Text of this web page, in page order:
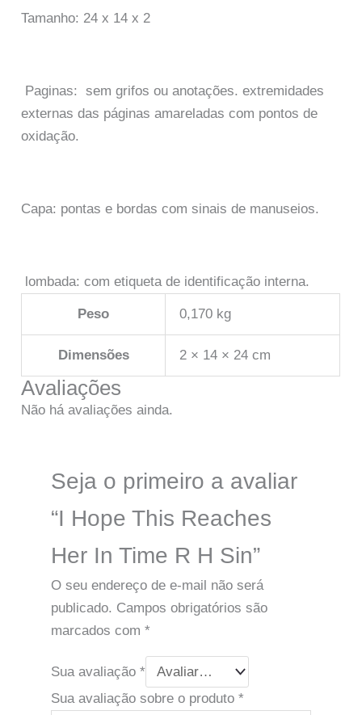
Tamanho: 24 x 14 x 2
Paginas: sem grifos ou anotações. extremidades
externas das páginas amareladas com pontos de
oxidação.
Capa: pontas e bordas com sinais de manuseios.
lombada: com etiqueta de identificação interna.
Peso 0,170 kg
Dimensões 2 × 14 × 24 cm
Avaliações
Não há avaliações ainda.
Seja o primeiro a avaliar
“I Hope This Reaches
Her In Time R H Sin”
O seu endereço de e-mail não será
publicado. Campos obrigatórios são
marcados com *
Sua avaliação *
Sua avaliação sobre o produto *